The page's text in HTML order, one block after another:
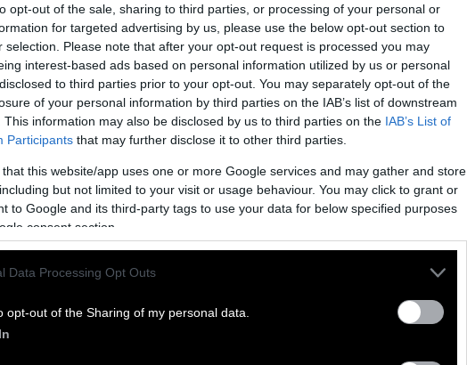
opt-out of the sale, sharing to third parties, or processing of your personal or
for targeted advertising by us, please use the below opt-out section to
selection. Please note that after your opt-out request is processed you may
interest-based ads based on personal information utilized by us or personal
to third parties prior to your opt-out. You may separately opt-out of the
of your personal information by third parties on the IAB’s list of downstream
This information may also be disclosed by us to third parties on the IAB’s List of
Participants that may further disclose it to other third parties.
that this website/app uses one or more Google services and may gather and store
but not limited to your visit or usage behaviour. You may click to grant or
to Google and its third-party tags to use your data for below specified purposes
consent section.
Data Processing Opt Outs
opt-out of the Sharing of my personal data.
της πρώιμης αμερικανικής rock ‘n’ roll
Sue», επηρέασε καθοριστικά
μέχρι τον Bob Dylan. Η καριέρα του,
αεροπορικό δυστύχημα, σε ηλικία μόλις 22
συλλεκτών ως«Cricketmobile», καθώς
τον θάνατο του Holly. Αργότερα χάθηκαν τα
Χάουαρντ Γουόκερ, γνωστού συλλέκτη
τον LeRoy Morford, με πολύτιμες
ενέπνευσε το θρυλικό τραγούδι «Peggy
από τις 23 έως τις 26 Σεπτεμβρίου. Κάτω